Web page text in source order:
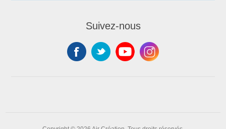
Suivez-nous